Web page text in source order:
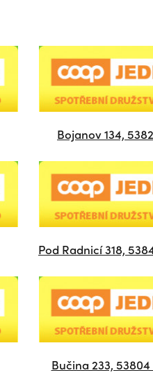
Bojanov 134,
Pod Radnicí 318,
Bučina 233,